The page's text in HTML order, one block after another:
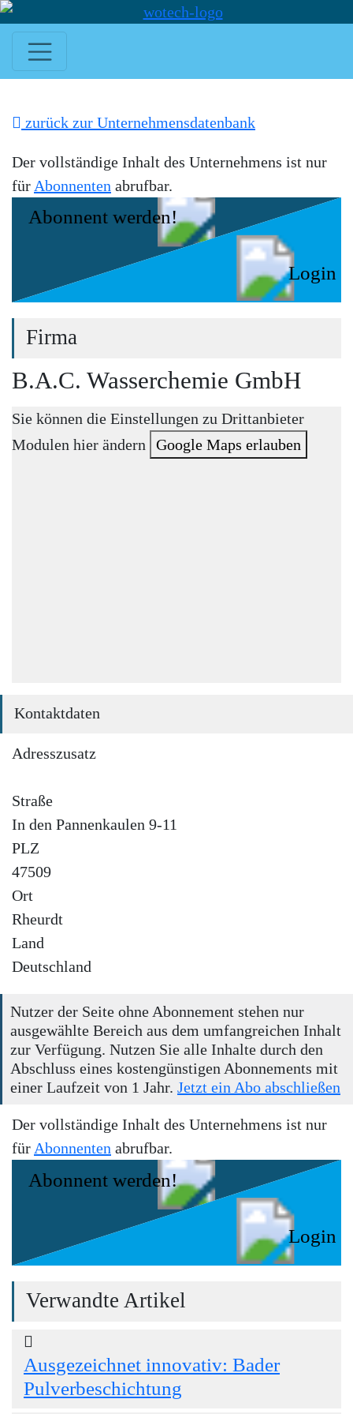
zurück zur Unternehmensdatenbank
Der vollständige Inhalt des Unternehmens ist nur
für Abonnenten abrufbar.
Abonnent werden!
Login
Firma
B.A.C. Wasserchemie GmbH
Sie können die Einstellungen zu Drittanbieter
Modulen hier ändern
Google Maps erlauben
Kontaktdaten
Adresszusatz
Straße
In den Pannenkaulen 9-11
PLZ
47509
Ort
Rheurdt
Land
Deutschland
Nutzer der Seite ohne Abonnement stehen nur
ausgewählte Bereich aus dem umfangreichen Inhalt
zur Verfügung. Nutzen Sie alle Inhalte durch den
Abschluss eines kostengünstigen Abonnements mit
einer Laufzeit von 1 Jahr. Jetzt ein Abo abschließen
Der vollständige Inhalt des Unternehmens ist nur
für Abonnenten abrufbar.
Abonnent werden!
Login
Verwandte Artikel
Ausgezeichnet innovativ: Bader
Pulverbeschichtung